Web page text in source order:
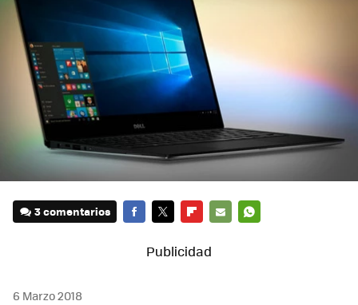
3 comentarios
MAIL
6 Marzo 2018